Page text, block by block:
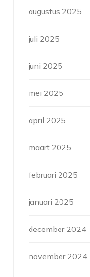
augustus 2025
juli 2025
juni 2025
mei 2025
april 2025
maart 2025
februari 2025
januari 2025
december 2024
november 2024